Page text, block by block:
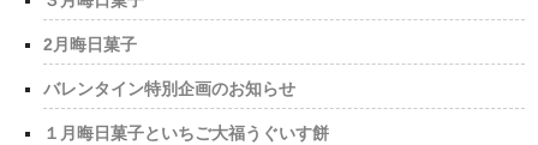
2月晦日菓子
バレンタイン特別企画のお知らせ
１月晦日菓子といちご大福うぐいす餅